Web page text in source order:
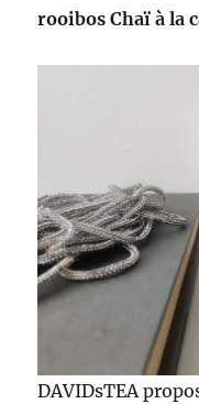
rooibos Chaï à la
DAVIDsTEA